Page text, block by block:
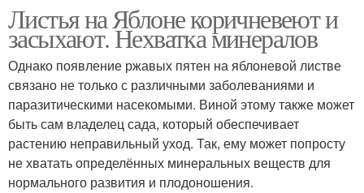
Листья на Яблоне коричневеют и
засыхают. Нехватка минералов
Однако появление ржавых пятен на яблоневой листве
связано не только с различными заболеваниями и
паразитическими насекомыми. Виной этому также может
быть сам владелец сада, который обеспечивает
растению неправильный уход. Так, ему может попросту
не хватать определённых минеральных веществ для
нормального развития и плодоношения.